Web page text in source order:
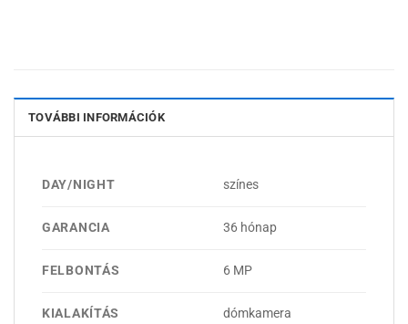
TOVÁBBI INFORMÁCIÓK
DAY/NIGHT színes
GARANCIA 36 hónap
FELBONTÁS 6 MP
KIALAKÍTÁS dómkamera